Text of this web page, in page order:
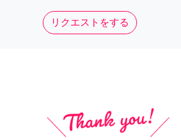
リクエストをする